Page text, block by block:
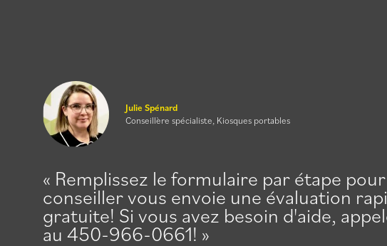
Remplissez le formulaire par étape
conseiller vous envoie une évaluation
gratuite! Si vous avez besoin d'aide,
au 450-966-0661!
Julie Spénard
Conseillère spécialiste, Kiosques portables